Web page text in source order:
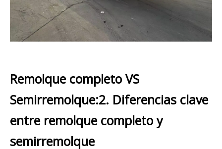
Remolque completo VS
Semirremolque:2. Diferencias clave
entre remolque completo y
semirremolque